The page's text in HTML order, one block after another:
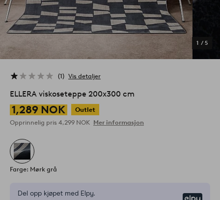
1 / 5
1 Vis detaljer
ELLERA viskoseteppe 200x300 cm
1,289 NOK
Outlet
Opprinnelig pris 4,299 NOK Mer informasjon
Farge: Mørk grå
Del opp kjøpet med Elpy.